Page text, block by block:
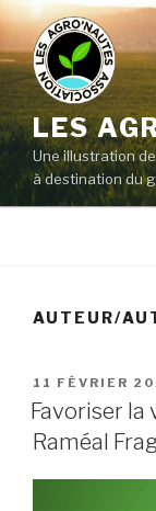
LES
Une illustration
à destination du
AUTEUR/
11 FÉVRIER
Favoriser la
Raméal